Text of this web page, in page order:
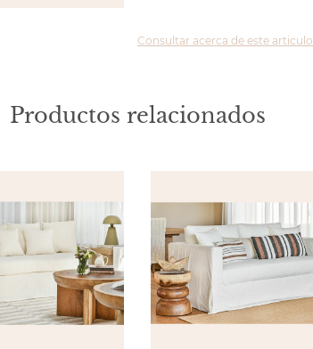
Consultar acerca de este articulo
Productos relacionados